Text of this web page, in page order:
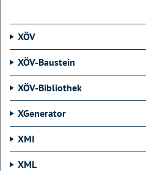
XÖV
XÖV-Baustein
XÖV-Bibliothek
XGenerator
XMI
XML